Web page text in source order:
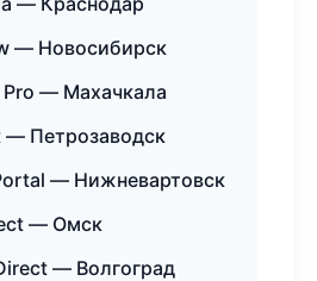
— Новосибирск
Pro — Махачкала
— Петрозаводск
— Нижневартовск
— Омск
— Волгоград